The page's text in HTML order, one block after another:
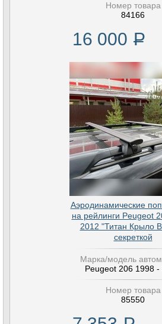
Номер товара
84166
16 000 Р
Аэродинамические
на рейлинги Peugeot
2012 "Титан Крыло
секреткой
Марка/модель
Peugeot 206 1998 -
Номер товара
85550